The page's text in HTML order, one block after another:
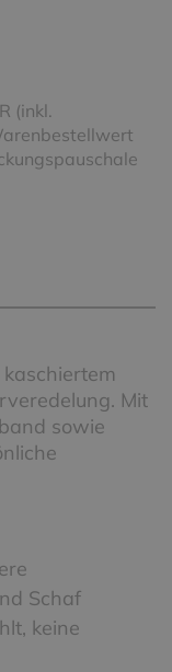
(inkl.
Mit
sowie
Schaf
keine